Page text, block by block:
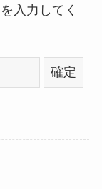
入力してく